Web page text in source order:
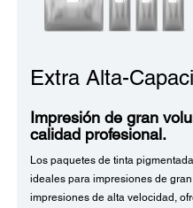
Extra Alta-
Impresión de gran
calidad profesional.
Los paquetes de tinta
ideales para impresiones de
impresiones de alta velocidad,